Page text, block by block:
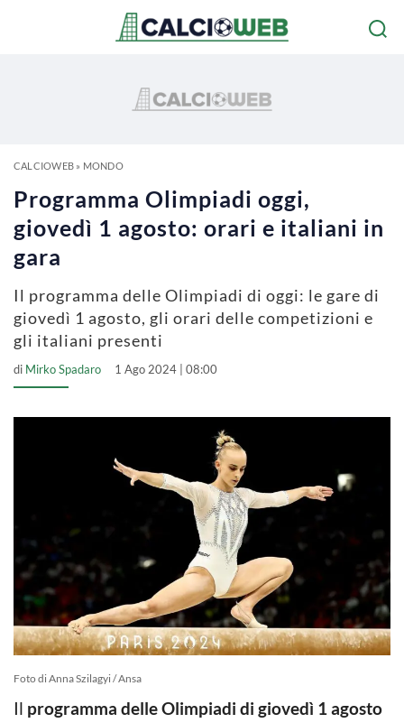
CALCIOWEB» MONDO
Programma Olimpiadi oggi,
giovedì 1 agosto: orari e italiani in
gara
Il programma delle Olimpiadi di oggi: le gare di
giovedì 1 agosto, gli orari delle competizioni e
gli italiani presenti
di Mirko Spadaro 1 Ago 2024 | 08:00
Foto di Anna Szilagyi / Ansa
Il programma delle Olimpiadi di giovedì 1 agosto